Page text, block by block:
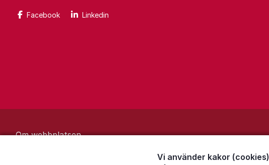
Vi använder kakor (cookies)
Facebook Linkedin
Om webbplatsen